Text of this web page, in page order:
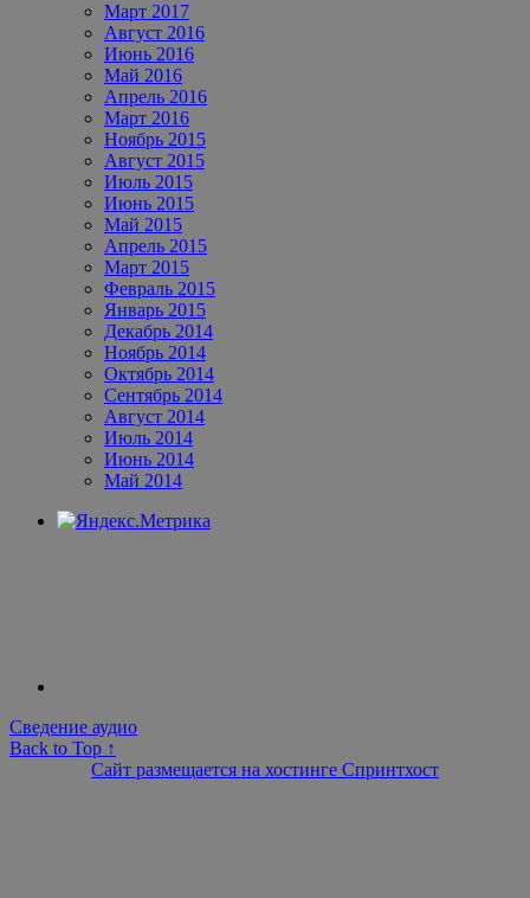
Март 2017
Август 2016
Июнь 2016
Май 2016
Апрель 2016
Март 2016
Ноябрь 2015
Август 2015
Июль 2015
Июнь 2015
Май 2015
Апрель 2015
Март 2015
Февраль 2015
Январь 2015
Декабрь 2014
Ноябрь 2014
Октябрь 2014
Сентябрь 2014
Август 2014
Июль 2014
Июнь 2014
Май 2014
Сведение аудио
Back to Top ↑
Сайт размещается на хостинге Спринтхост